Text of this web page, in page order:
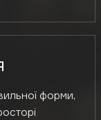
форми,